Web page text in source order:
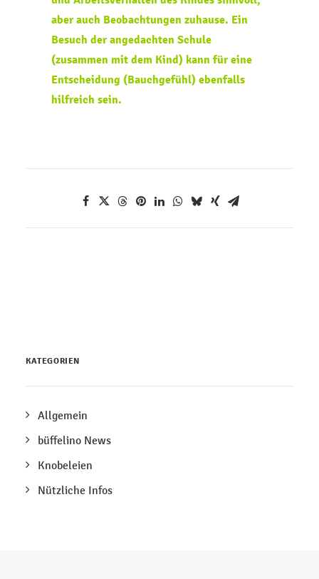
aber auch Beobachtungen zuhause. Ein
Besuch der angedachten Schule
(zusammen mit dem Kind) kann für eine
Entscheidung (Bauchgefühl) ebenfalls
hilfreich sein.
KATEGORIEN
Allgemein
büffelino News
Knobeleien
Nützliche Infos